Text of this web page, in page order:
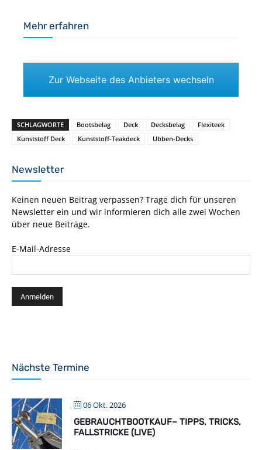
Mehr erfahren
Zur Webseite des Anbieters wechseln
SCHLAGWORTE Bootsbelag Deck Decksbelag
Flexiteek
Kunststoff Deck
Kunststoff-Teakdeck Ubben-Decks
Newsletter
Keinen neuen Beitrag verpassen? Trage dich für unseren
Newsletter ein und wir informieren dich alle zwei Wochen
über neue Beiträge.
E-Mail-Adresse
Nächste Termine
06 Okt. 2026
GEBRAUCHTBOOTKAUF– TIPPS, TRICKS,
FALLSTRICKE (LIVE)